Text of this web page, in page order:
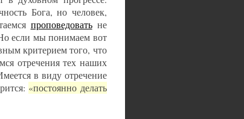
Бога, но человек,
проповедоватьне
если мы понимаем вот
критерием того, что
отречения тех наших
в виду отречение
«постоянно делать